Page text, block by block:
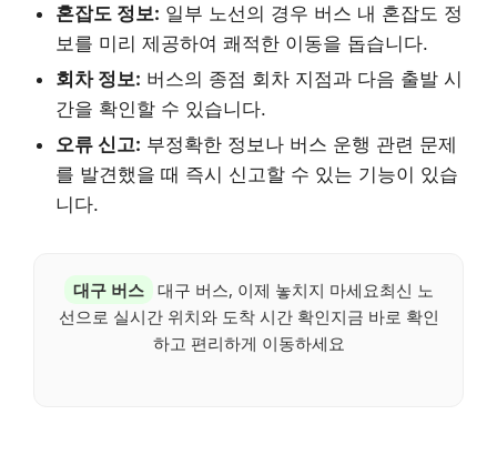
혼잡도 정보: 일부 노선의 경우 버스 내 혼잡도 정
보를 미리 제공하여 쾌적한 이동을 돕습니다.
회차 정보: 버스의 종점 회차 지점과 다음 출발 시
간을 확인할 수 있습니다.
오류 신고: 부정확한 정보나 버스 운행 관련 문제
를 발견했을 때 즉시 신고할 수 있는 기능이 있습
니다.
대구 버스
대구 버스, 이제 놓치지 마세요최신 노
선으로 실시간 위치와 도착 시간 확인지금 바로 확인
하고 편리하게 이동하세요